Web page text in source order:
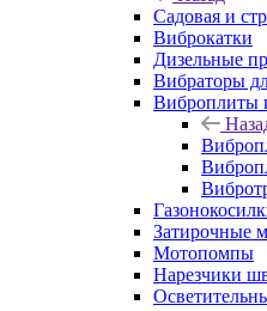
Садовая и
Виброкатки
Дизельные
Вибраторы
Виброплиты
Затирочные
Мотопомпы
Нарезчики